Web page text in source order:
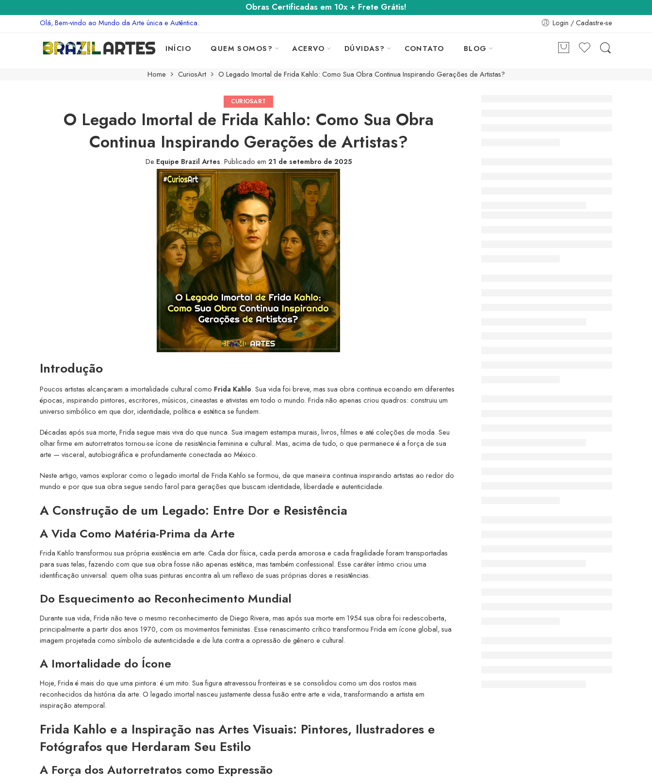
Obras Certificadas em 10x + Frete Grátis!
Olá, Bem-vindo ao Mundo da Arte única e Autêntica. Login / Cadastre-se
INÍCIO QUEM SOMOS? ACERVO DÚVIDAS? CONTATO BLOG
Home CuriosArt O Legado Imortal de Frida Kahlo: Como Sua Obra Continua Inspirando Gerações de Artistas?
CURIOSART
O Legado Imortal de Frida Kahlo: Como Sua Obra
Continua Inspirando Gerações de Artistas?
De Equipe Brazil Artes. Publicado em 21 de setembro de 2025
Introdução
Poucos artistas alcançaram a imortalidade cultural como Frida Kahlo. Sua vida foi breve, mas sua obra continua ecoando em diferentes
épocas, inspirando pintores, escritores, músicos, cineastas e ativistas em todo o mundo. Frida não apenas criou quadros: construiu um
universo simbólico em que dor, identidade, política e estética se fundem.
Décadas após sua morte, Frida segue mais viva do que nunca. Sua imagem estampa murais, livros, filmes e até coleções de moda. Seu
olhar firme em autorretratos tornou-se ícone de resistência feminina e cultural. Mas, acima de tudo, o que permanece é a força de sua
arte — visceral, autobiográfica e profundamente conectada ao México.
Neste artigo, vamos explorar como o legado imortal de Frida Kahlo se formou, de que maneira continua inspirando artistas ao redor do
mundo e por que sua obra segue sendo farol para gerações que buscam identidade, liberdade e autenticidade.
A Construção de um Legado: Entre Dor e Resistência
A Vida Como Matéria-Prima da Arte
Frida Kahlo transformou sua própria existência em arte. Cada dor física, cada perda amorosa e cada fragilidade foram transportadas
para suas telas, fazendo com que sua obra fosse não apenas estética, mas também confessional. Esse caráter íntimo criou uma
identificação universal: quem olha suas pinturas encontra ali um reflexo de suas próprias dores e resistências.
Do Esquecimento ao Reconhecimento Mundial
Durante sua vida, Frida não teve o mesmo reconhecimento de Diego Rivera, mas após sua morte em 1954 sua obra foi redescoberta,
principalmente a partir dos anos 1970, com os movimentos feministas. Esse renascimento crítico transformou Frida em ícone global, sua
imagem projetada como símbolo de autenticidade e de luta contra a opressão de gênero e cultural.
A Imortalidade do Ícone
Hoje, Frida é mais do que uma pintora: é um mito. Sua figura atravessou fronteiras e se consolidou como um dos rostos mais
reconhecidos da história da arte. O legado imortal nasceu justamente dessa fusão entre arte e vida, transformando a artista em
inspiração atemporal.
Frida Kahlo e a Inspiração nas Artes Visuais: Pintores, Ilustradores e
Fotógrafos que Herdaram Seu Estilo
A Força dos Autorretratos como Expressão